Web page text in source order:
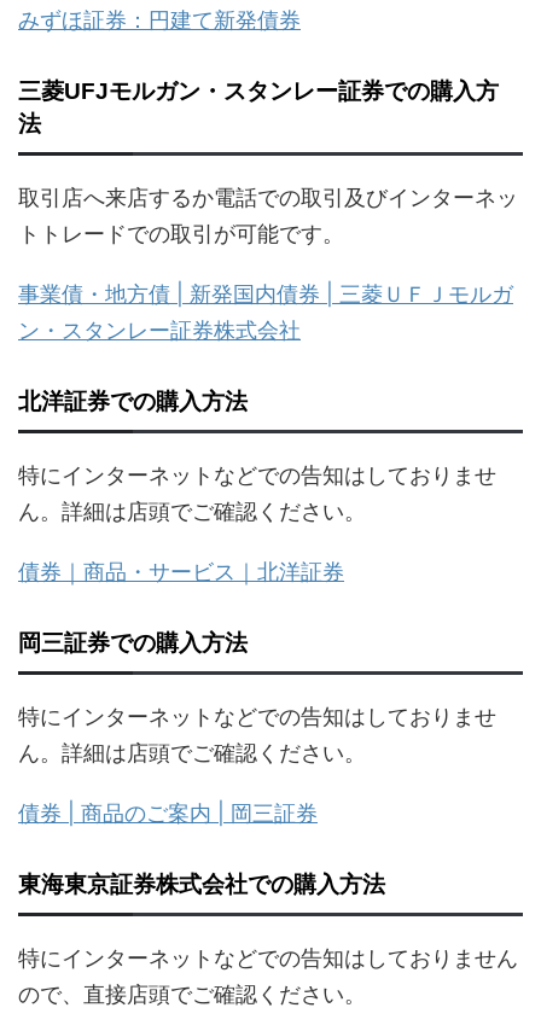
みずほ証券：円建て新発債券
三菱UFJモルガン・スタンレー証券での購入方
法
取引店へ来店するか電話での取引及びインターネッ
トトレードでの取引が可能です。
事業債・地方債 | 新発国内債券 | 三菱ＵＦＪモルガ
ン・スタンレー証券株式会社
北洋証券での購入方法
特にインターネットなどでの告知はしておりませ
ん。詳細は店頭でご確認ください。
債券｜商品・サービス｜北洋証券
岡三証券での購入方法
特にインターネットなどでの告知はしておりませ
ん。詳細は店頭でご確認ください。
債券 | 商品のご案内 | 岡三証券
東海東京証券株式会社での購入方法
特にインターネットなどでの告知はしておりません
ので、直接店頭でご確認ください。